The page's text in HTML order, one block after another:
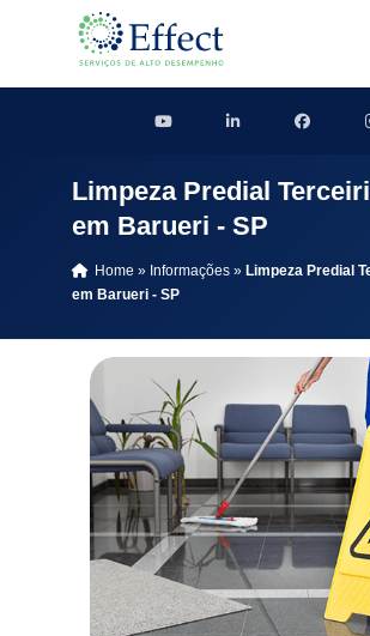
Limpeza Predial
em Barueri - SP
Home » Informações » Limpeza Predial
em Barueri - SP